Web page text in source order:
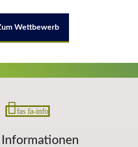
Wettbewerb
fas fa-info